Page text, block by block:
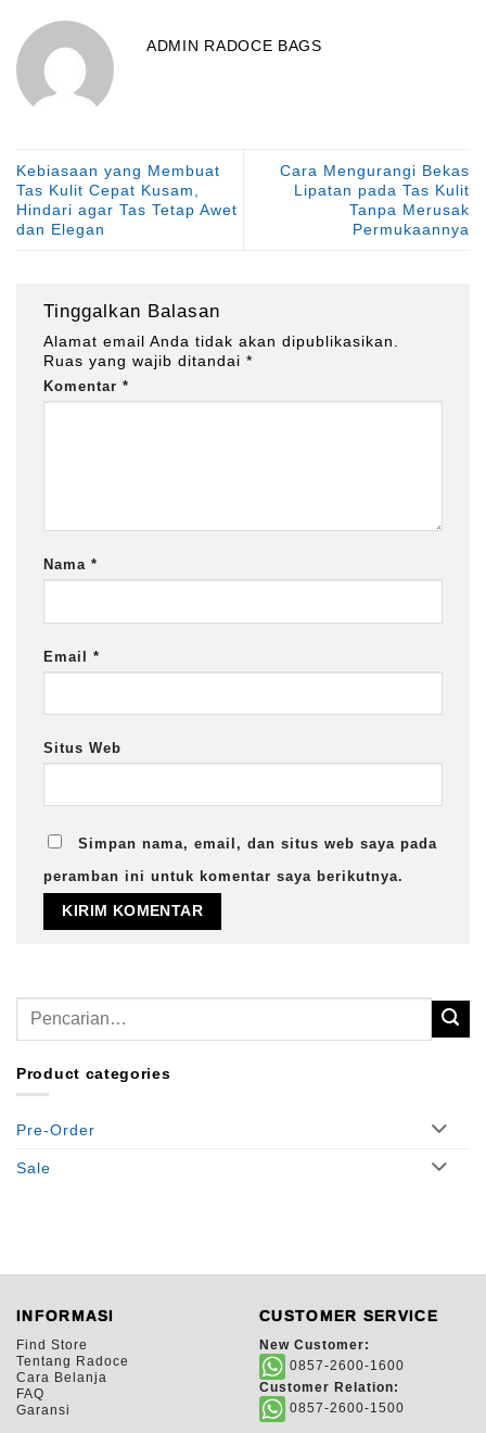
ADMIN RADOCE BAGS
Kebiasaan yang Membuat
Tas Kulit Cepat Kusam,
Hindari agar Tas Tetap Awet
dan Elegan
Cara Mengurangi Bekas
Lipatan pada Tas Kulit
Tanpa Merusak
Permukaannya
Tinggalkan Balasan
Alamat email Anda tidak akan dipublikasikan.
Ruas yang wajib ditandai *
Komentar *
Nama *
Email *
Situs Web
Simpan nama, email, dan situs web saya pada
peramban ini untuk komentar saya berikutnya.
untuk:
Product categories
Pre-Order
Sale
INFORMASI
Find Store
Tentang Radoce
Cara Belanja
FAQ
Garansi
CUSTOMER SERVICE
New Customer:
0857-2600-1600
Customer Relation:
0857-2600-1500